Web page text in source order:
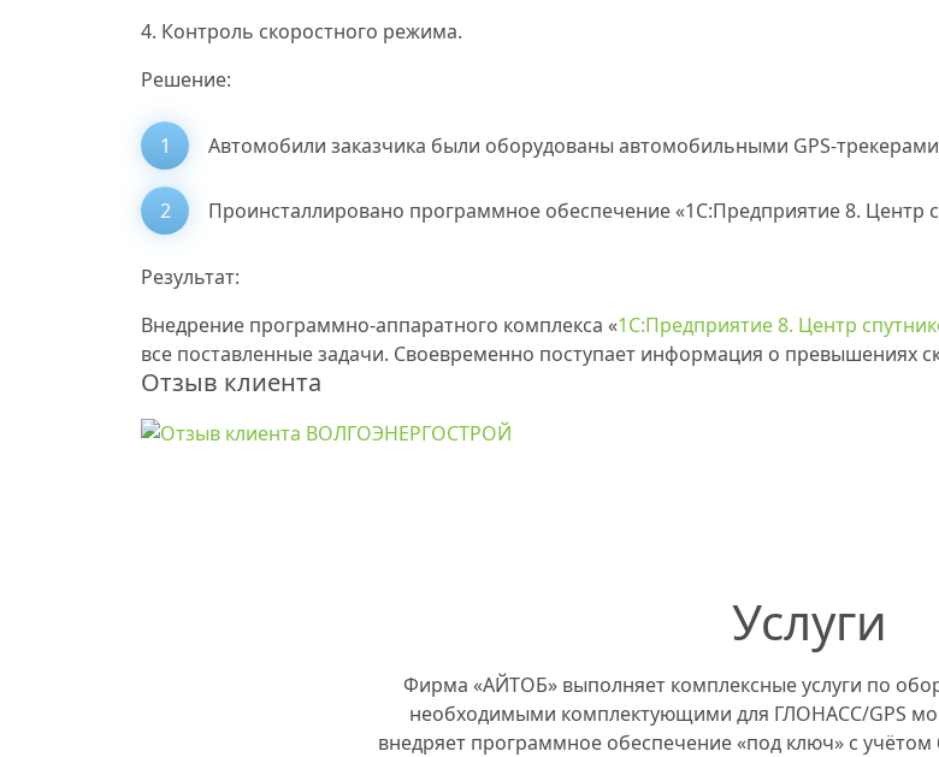
4. Контроль скоростного режима.
Решение:
Автомобили заказчика были оборудованы автомобильными GPS-трекерами
Проинсталлировано программное обеспечение «1С:Предприятие 8. Центр
Результат:
Внедрение программно-аппаратного комплекса «1С:Предприятие 8. Центр
все поставленные задачи. Своевременно поступает информация о превышениях
Отзыв клиента
Услуги
Фирма «АЙТОБ» выполняет комплексные услуги по
необходимыми комплектующими для ГЛОНАСС/GPS
внедряет программное обеспечение «под ключ» с учётом